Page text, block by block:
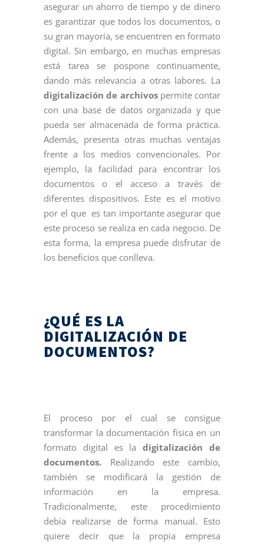
asegurar un ahorro de tiempo y de dinero
es garantizar que todos los documentos, o
su gran mayoría, se encuentren en formato
digital. Sin embargo, en muchas empresas
está tarea se pospone continuamente,
dando más relevancia a otras labores. La
digitalización de archivospermite contar
con una base de datos organizada y que
pueda ser almacenada de forma práctica.
Además, presenta otras muchas ventajas
frente a los medios convencionales. Por
ejemplo, la facilidad para encontrar los
documentos o el acceso a través de
diferentes dispositivos. Este es el motivo
por el que es tan importante asegurar que
este proceso se realiza en cada negocio. De
esta forma, la empresa puede disfrutar de
los beneficios que conlleva.
¿QUÉ ES LA
DIGITALIZACIÓN DE
DOCUMENTOS?
El proceso por el cual se consigue
transformar la documentación física en un
formato digital es ladigitalización de
documentos. Realizando este cambio,
también se modificará la gestión de
información en la empresa.
Tradicionalmente, este procedimiento
debía realizarse de forma manual. Esto
quiere decir que la propia empresa